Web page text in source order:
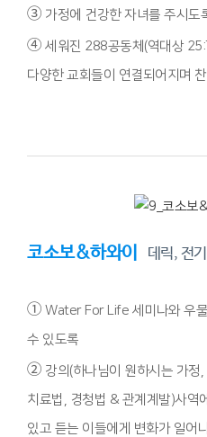
③ 가정에 건강한 자녀를 주시도
④ 세워진 288공동체(역대상
다양한 교회들이 연결되어지며
코소보&하와이 데릭, 전
① Water For Life 세미나와 우
수 있도록
② 강의(하나님이 원하시는 가정
치료법, 경청법 & 관계계발)사역
있고 듣는 이들에게 변화가 일어